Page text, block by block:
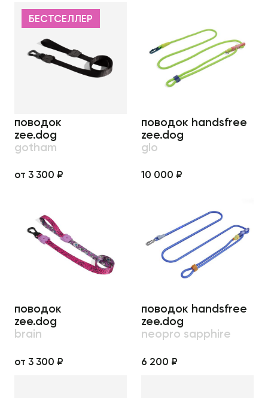
БЕСТСЕЛЛЕР
поводок
zee.dog
gotham
от 3 300 ₽
поводок handsfree
zee.dog
glo
10 000 ₽
поводок
zee.dog
brain
от 3 300 ₽
поводок handsfree
zee.dog
neopro sapphire
6 200 ₽